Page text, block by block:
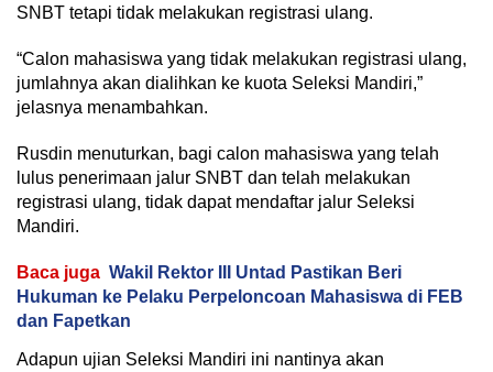
SNBT tetapi tidak melakukan registrasi ulang.
“Calon mahasiswa yang tidak melakukan registrasi ulang,
jumlahnya akan dialihkan ke kuota Seleksi Mandiri,”
jelasnya menambahkan.
Rusdin menuturkan, bagi calon mahasiswa yang telah
lulus penerimaan jalur SNBT dan telah melakukan
registrasi ulang, tidak dapat mendaftar jalur Seleksi
Mandiri.
Baca juga Wakil Rektor III Untad Pastikan Beri
Hukuman ke Pelaku Perpeloncoan Mahasiswa di FEB
dan Fapetkan
Adapun ujian Seleksi Mandiri ini nantinya akan